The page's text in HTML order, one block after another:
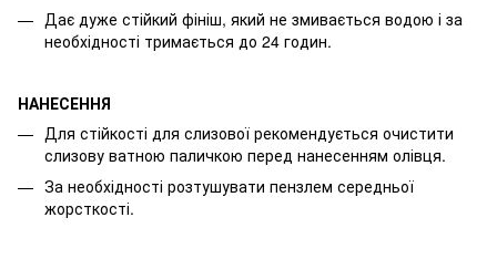
Дає дуже стійкий фініш, який не змивається водою і за
необхідності тримається до 24 годин.
НАНЕСЕННЯ
Для стійкості для слизової рекомендується очистити
слизову ватною паличкою перед нанесенням олівця.
За необхідності розтушувати пензлем середньої
жорсткості.